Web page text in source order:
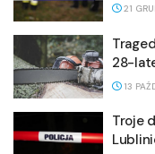
21
28-
13
Troje